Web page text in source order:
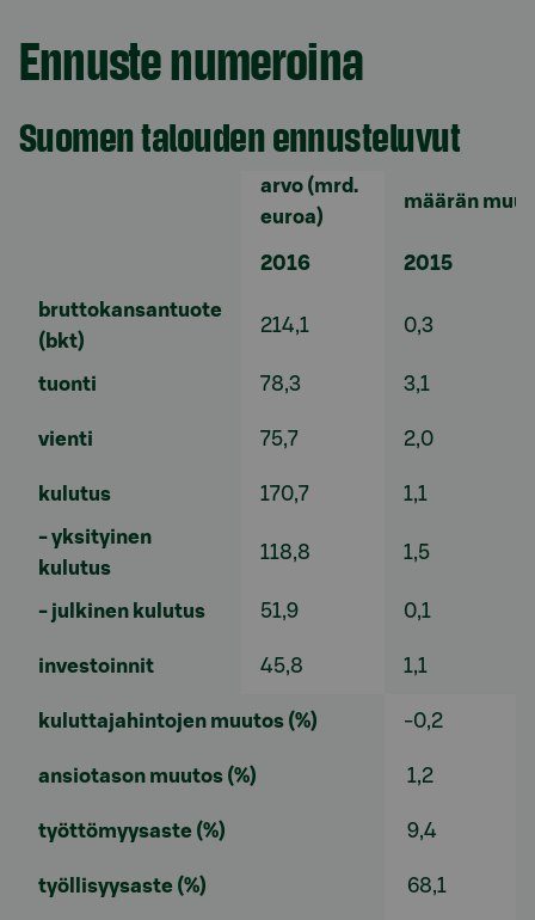
Ennuste numeroina
Suomen talouden ennusteluvut
arvo (mrd.
euroa)
määrän
2016 2015
bruttokansantuote
(bkt)
214,1 0,3
tuonti 78,3 3,1
vienti 75,7 2,0
kulutus 170,7 1,1
- yksityinen
kulutus
118,8 1,5
- julkinen kulutus 51,9 0,1
investoinnit 45,8 1,1
kuluttajahintojen muutos (%) -0,2
ansiotason muutos (%) 1,2
työttömyysaste (%) 9,4
työllisyysaste (%) 68,1